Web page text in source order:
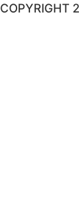
COPYRIGHT